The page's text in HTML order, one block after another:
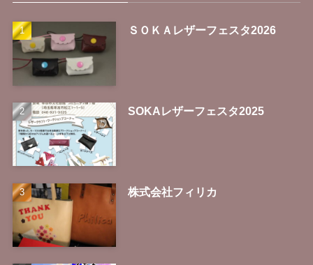
ＳＯＫＡレザーフェスタ2026
SOKAレザーフェスタ2025
株式会社フィリカ